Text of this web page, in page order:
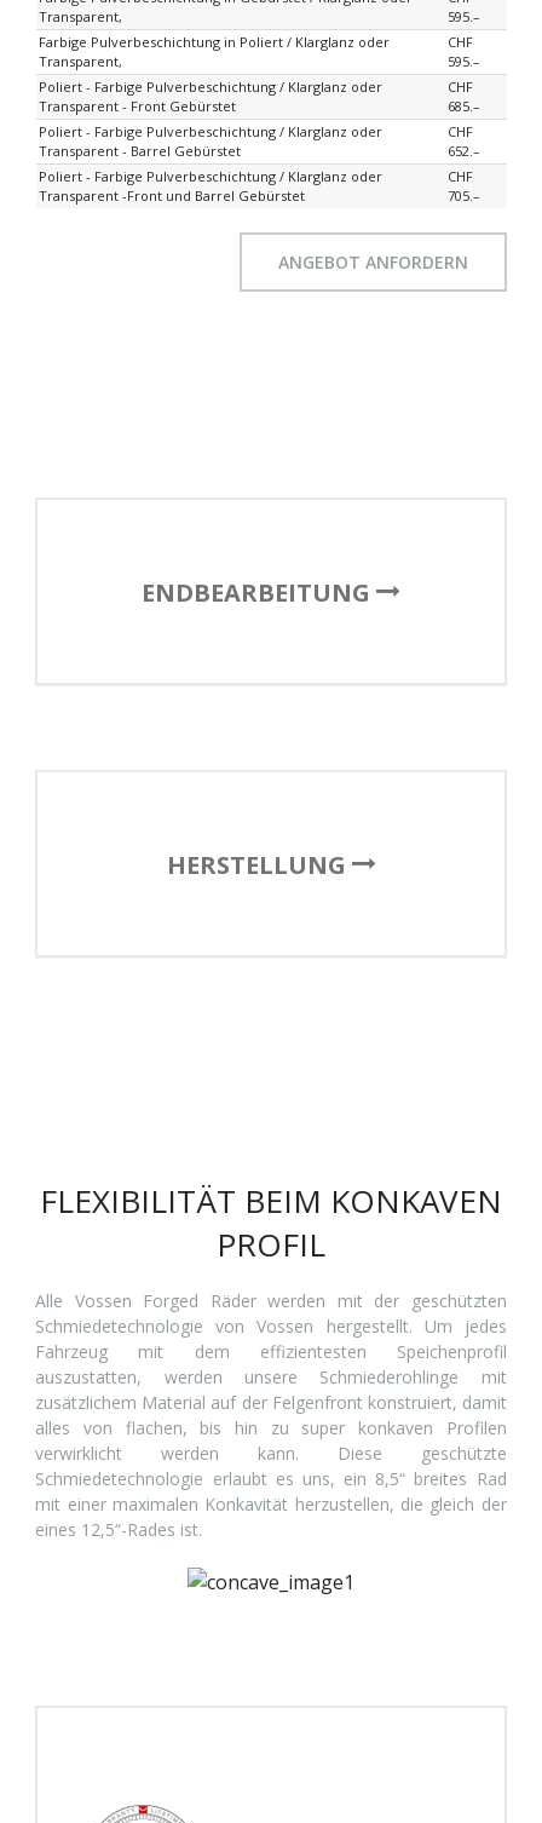
Transparent,
595.–
Farbige Pulverbeschichtung in Poliert / Klarglanz oder
Transparent,
CHF
595.–
Poliert - Farbige Pulverbeschichtung / Klarglanz oder
Transparent - Front Gebürstet
CHF
685.–
Poliert - Farbige Pulverbeschichtung / Klarglanz oder
Transparent - Barrel Gebürstet
CHF
652.–
Poliert - Farbige Pulverbeschichtung / Klarglanz oder
Transparent -Front und Barrel Gebürstet
CHF
705.–
ANGEBOT ANFORDERN
ENDBEARBEITUNG
HERSTELLUNG
FLEXIBILITÄT BEIM KONKAVEN
PROFIL
Alle Vossen Forged Räder werden mit der geschützten
Schmiedetechnologie von Vossen hergestellt. Um jedes
Fahrzeug mit dem effizientesten Speichenprofil
auszustatten, werden unsere Schmiederohlinge mit
zusätzlichem Material auf der Felgenfront konstruiert, damit
alles von flachen, bis hin zu super konkaven Profilen
verwirklicht werden kann. Diese geschützte
Schmiedetechnologie erlaubt es uns, ein 8,5“ breites Rad
mit einer maximalen Konkavität herzustellen, die gleich der
eines 12,5“-Rades ist.